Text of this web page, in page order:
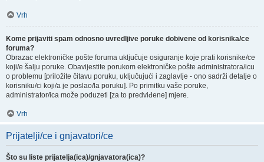
Vrh
Kome prijaviti spam odnosno uvredljive poruke dobivene od korisnika/ce
foruma?
Obrazac elektroničke pošte foruma uključuje osiguranje koje prati korisnike/ce
koji/e šalju poruke. Obavijestite porukom elektroničke pošte administratora/icu
o problemu [priložite čitavu poruku, uključujući i zaglavlje - ono sadrži detalje o
korisniku/ci koji/a je poslao/la poruku]. Po primitku vaše poruke,
administrator/ica može poduzeti [za to predviđene] mjere.
Vrh
Prijatelji/ce i gnjavatori/ce
Što su liste prijatelja(ica)/gnjavatora(ica)?